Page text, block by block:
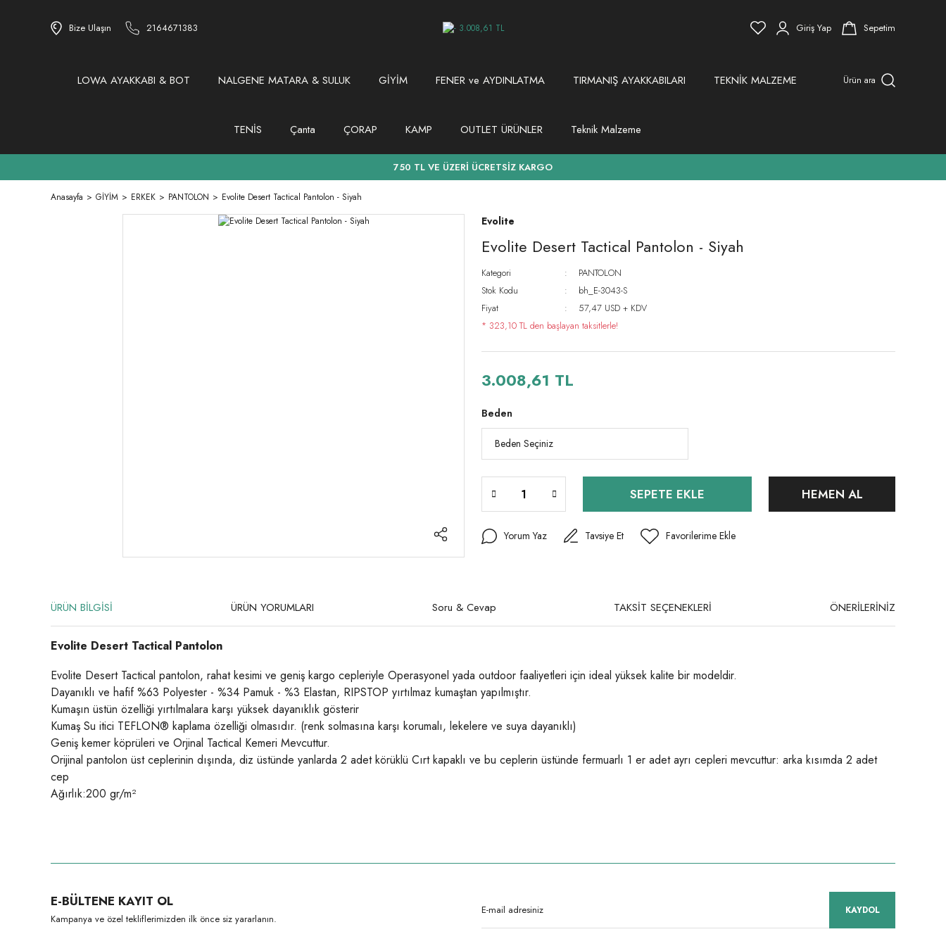
Bize Ulaşın 2164671383 Giriş Yap Sepetim
LOWA AYAKKABI & BOT NALGENE MATARA & SULUK GİYİM FENER ve AYDINLATMA TIRMANIŞ AYAKKABILARI TEKNİK MALZEME
TENİS Çanta ÇORAP KAMP OUTLET ÜRÜNLER Teknik Malzeme
Ürün ara
750 TL VE ÜZERİ ÜCRETSİZ KARGO
Anasayfa GİYİM ERKEK PANTOLON Evolite Desert Tactical Pantolon - Siyah
Evolite
Evolite Desert Tactical Pantolon - Siyah
Kategori
PANTOLON
Stok Kodu
bh_E-3043-S
Fiyat
57,47 USD + KDV
* 323,10 TL den başlayan taksitlerle!
3.008,61 TL
Beden
SEPETE EKLE HEMEN AL
Yorum Yaz Tavsiye Et
ÜRÜN BİLGİSİ ÜRÜN YORUMLARI Soru & Cevap TAKSİT SEÇENEKLERİ ÖNERİLERİNİZ
Evolite Desert Tactical Pantolon
Evolite Desert Tactical pantolon, rahat kesimi ve geniş kargo cepleriyle Operasyonel yada outdoor faaliyetleri için ideal yüksek kalite bir modeldir.
Dayanıklı ve hafif %63 Polyester - %34 Pamuk - %3 Elastan, RIPSTOP yırtılmaz kumaştan yapılmıştır.
Kumaşın üstün özelliği yırtılmalara karşı yüksek dayanıklık gösterir
Kumaş Su itici TEFLON® kaplama özelliği olmasıdır. (renk solmasına karşı korumalı, lekelere ve suya dayanıklı)
Geniş kemer köprüleri ve Orjinal Tactical Kemeri Mevcuttur.
Orijinal pantolon üst ceplerinin dışında, diz üstünde yanlarda 2 adet körüklü Cırt kapaklı ve bu ceplerin üstünde fermuarlı 1 er adet ayrı cepleri mevcuttur: arka kısımda 2 adet
cep
Ağırlık:200 gr/m²
Ürün açıklamasında eksik bilgiler bulunuyor.
Ürün bilgilerinde hatalar bulunuyor.
E-BÜLTENE KAYIT OL
Kampanya ve özel tekliflerimizden ilk önce siz yararlanın.
KAYDOL